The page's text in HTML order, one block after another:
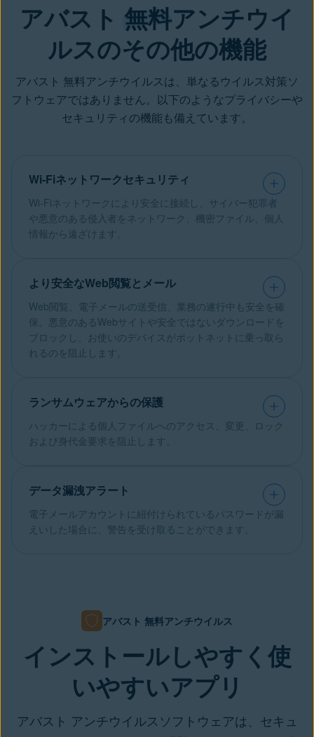
アバスト 無料アンチウイ
ルスのその他の機能
アバスト 無料アンチウイルスは、単なるウイルス対策ソ
フトウェアではありません。以下のようなプライバシーや
セキュリティの機能も備えています。
Wi-Fiネットワークセキュリティ
Wi-Fiネットワークにより安全に接続し、サイバー犯罪者
や悪意のある侵入者をネットワーク、機密ファイル、個人
情報から遠ざけます。
より安全なWeb閲覧とメール
Web閲覧、電子メールの送受信、業務の遂行中も安全を確
保。悪意のあるWebサイトや安全ではないダウンロードを
ブロックし、お使いのデバイスがボットネットに乗っ取ら
れるのを阻止します。
ランサムウェアからの保護
ハッカーによる個人ファイルへのアクセス、変更、ロック
および身代金要求を阻止します。
データ漏洩アラート
電子メールアカウントに紐付けられているパスワードが漏
えいした場合に、警告を受け取ることができます。
アバスト 無料アンチウイルス
インストールしやすく使
いやすいアプリ
アバスト アンチウイルスソフトウェアは、セキュ